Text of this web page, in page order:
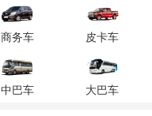
商务车 皮卡车
中巴车 大巴车